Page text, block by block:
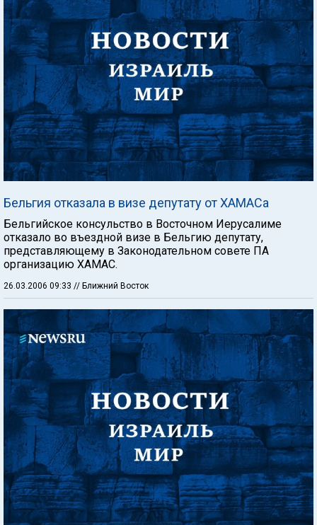
Бельгия отказала в визе депутату от ХАМАСа
Бельгийское консульство в Восточном Иерусалиме
отказало во въездной визе в Бельгию депутату,
представляющему в Законодательном совете ПА
организацию ХАМАС.
26.03.2006 09:33 // Ближний Восток